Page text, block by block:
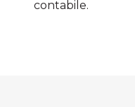
contabile.